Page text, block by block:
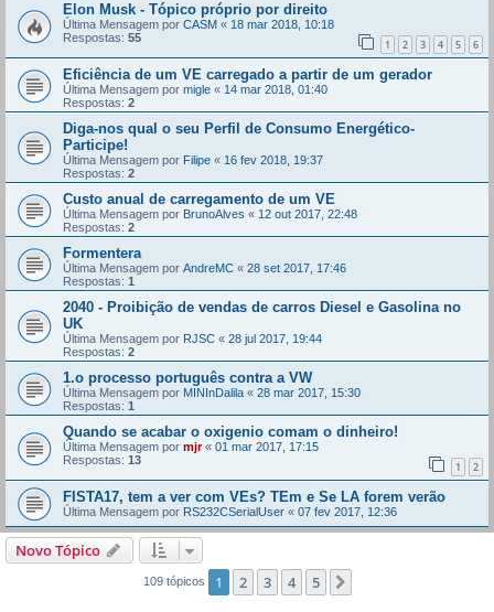
Elon Musk - Tópico próprio por direito
Última Mensagem por CASM « 18 mar 2018, 10:18
Respostas: 55 1 2 3 4 5 6
Eficiência de um VE carregado a partir de um gerador
Última Mensagem por migle « 14 mar 2018, 01:40
Respostas: 2
Diga-nos qual o seu Perfil de Consumo Energético-
Participe!
Última Mensagem por Filipe « 16 fev 2018, 19:37
Respostas: 2
Custo anual de carregamento de um VE
Última Mensagem por BrunoAlves « 12 out 2017, 22:48
Respostas: 2
Formentera
Última Mensagem por AndreMC « 28 set 2017, 17:46
Respostas: 1
2040 - Proibição de vendas de carros Diesel e Gasolina no
UK
Última Mensagem por RJSC « 28 jul 2017, 19:44
Respostas: 2
1.o processo português contra a VW
Última Mensagem por MINInDalila « 28 mar 2017, 15:30
Respostas: 1
Quando se acabar o oxigenio comam o dinheiro!
Última Mensagem por mjr« 01 mar 2017, 17:15
Respostas: 13 1 2
FISTA17, tem a ver com VEs? TEm e Se LA forem verão
Última Mensagem por RS232CSerialUser « 07 fev 2017, 12:36
Novo Tópico
109 tópicos 1 2 3 4 5